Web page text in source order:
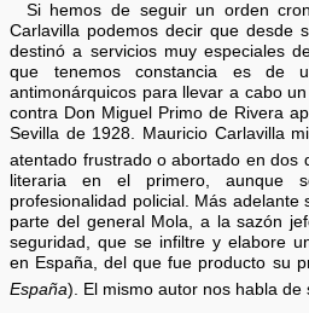
Si hemos de seguir un orden
Carlavilla podemos decir que desde
destinó a servicios muy especiales
que tenemos constancia es de
antimonárquicos para llevar a cabo
contra Don Miguel Primo de Rivera
Sevilla de 1928. Mauricio Carlavilla
atentado frustrado o abortado en dos
literaria en el primero, aunque
profesionalidad policial. Más
parte del general Mola, a la sazón
seguridad, que se infiltre y elabore
en España, del que fue producto su
España). El mismo autor nos habla de